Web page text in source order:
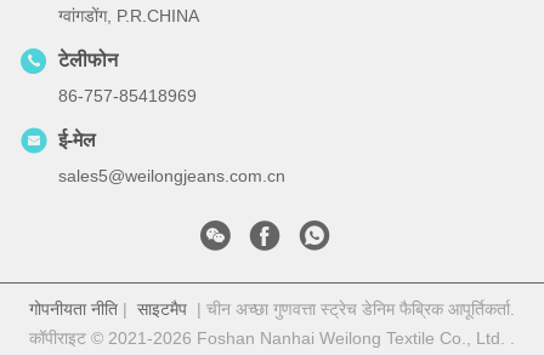
ग्वांगडोंग, P.R.CHINA
टेलीफोन
86-757-85418969
ई-मेल
sales5@weilongjeans.com.cn
गोपनीयता नीति | साइटमैप | चीन अच्छा गुणवत्ता स्ट्रेच डेनिम फैब्रिक आपूर्तिकर्ता.
कॉपीराइट © 2021-2026 Foshan Nanhai Weilong Textile Co., Ltd. .